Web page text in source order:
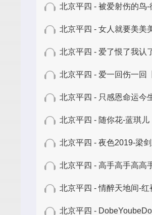
北京平四 - 被爱射伤的鸟-
北京平四 - 女人就要美美
北京平四 - 爱了恨了我认
北京平四 - 爱一回伤一回
北京平四 - 只感恩命运今生
北京平四 - 随你花-蓝琪儿
北京平四 - 夜色2019-梁剑
北京平四 - 高手高手高高手-
北京平四 - 情醉天地间-红
北京平四 -